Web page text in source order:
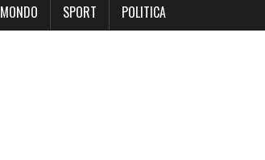
MONDO SPORT POLITICA